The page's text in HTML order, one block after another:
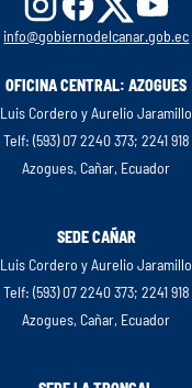
info@gobiernodelcanar.gob.ec
OFICINA CENTRAL: AZOGUES
Luis Cordero y Aurelio Jaramillo
Telf: (593) 07 2240 373; 2241 918
Azogues, Cañar, Ecuador
SEDE CAÑAR
Luis Cordero y Aurelio Jaramillo
Telf: (593) 07 2240 373; 2241 918
Azogues, Cañar, Ecuador